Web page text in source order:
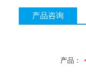
产品咨询
产品：